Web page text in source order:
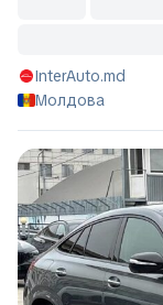
InterAuto.md
Молдова